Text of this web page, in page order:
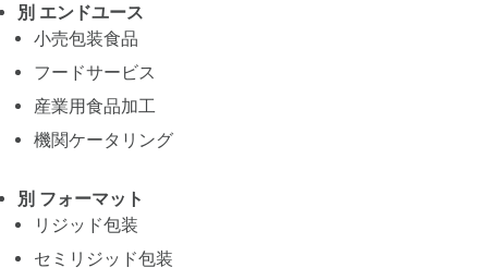
別 エンドユース
小売包装食品
フードサービス
産業用食品加工
機関ケータリング
別 フォーマット
リジッド包装
セミリジッド包装